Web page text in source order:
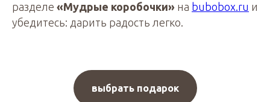
разделе «Мудрые коробочки» на bubobox.ru и
убедитесь: дарить радость легко.
выбрать подарок